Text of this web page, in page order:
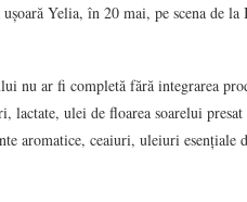
Yelia, în 20 mai, pe scena de
nu ar fi completă fără integrarea
ulei de floarea soarelui
aromatice, ceaiuri, uleiuri esențiale